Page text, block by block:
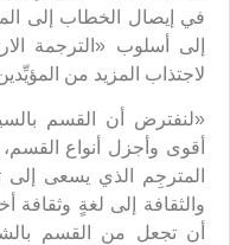
في إيصال الخطاب إلى
إلى أسلوب «الترجمة
لاجتذاب المزيد من
«لنفترض أن القسم
أقوى وأجزل أنواع
المترجِم الذي يسعى
والثقافة إلى لغةٍ وثقافة
أن تجعل من القسم